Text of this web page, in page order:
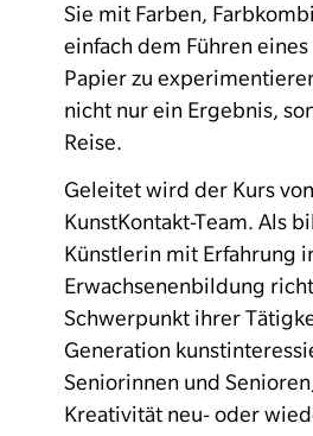
Sie mit Farben,
einfach dem Führen eines
Papier zu
nicht nur ein Ergebnis,
Reise.
Geleitet wird der Kurs
KunstKontakt-Team. Als
Künstlerin mit Erfahrung
Erwachsenenbildung
Schwerpunkt ihrer
Generation
Seniorinnen und
Kreativität neu- oder